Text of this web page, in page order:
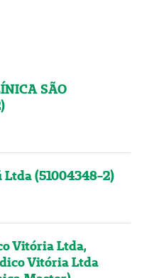
SÃO
(51004348-2)
Vitória Ltda,
Vitória Ltda